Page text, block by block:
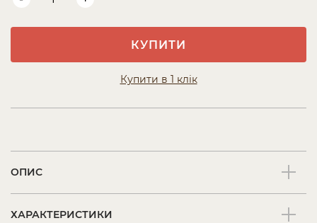
КУПИТИ
Купити в 1 клік
ОПИС
ХАРАКТЕРИСТИКИ